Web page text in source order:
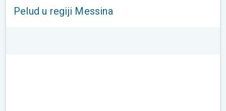
Pelud u regiji Messina